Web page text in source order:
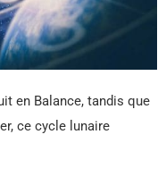
en Balance, tandis que
ce cycle lunaire